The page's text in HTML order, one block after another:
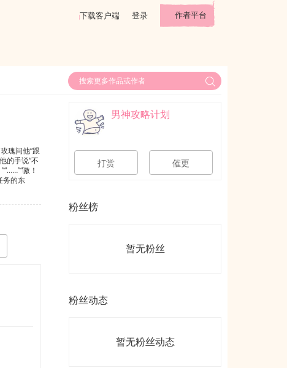
下载客户端 登录 作者平台
瑰问他“跟
的手说“不
嗷！
务的东
男神攻略计划
打赏 催更
粉丝榜
暂无粉丝
粉丝动态
暂无粉丝动态